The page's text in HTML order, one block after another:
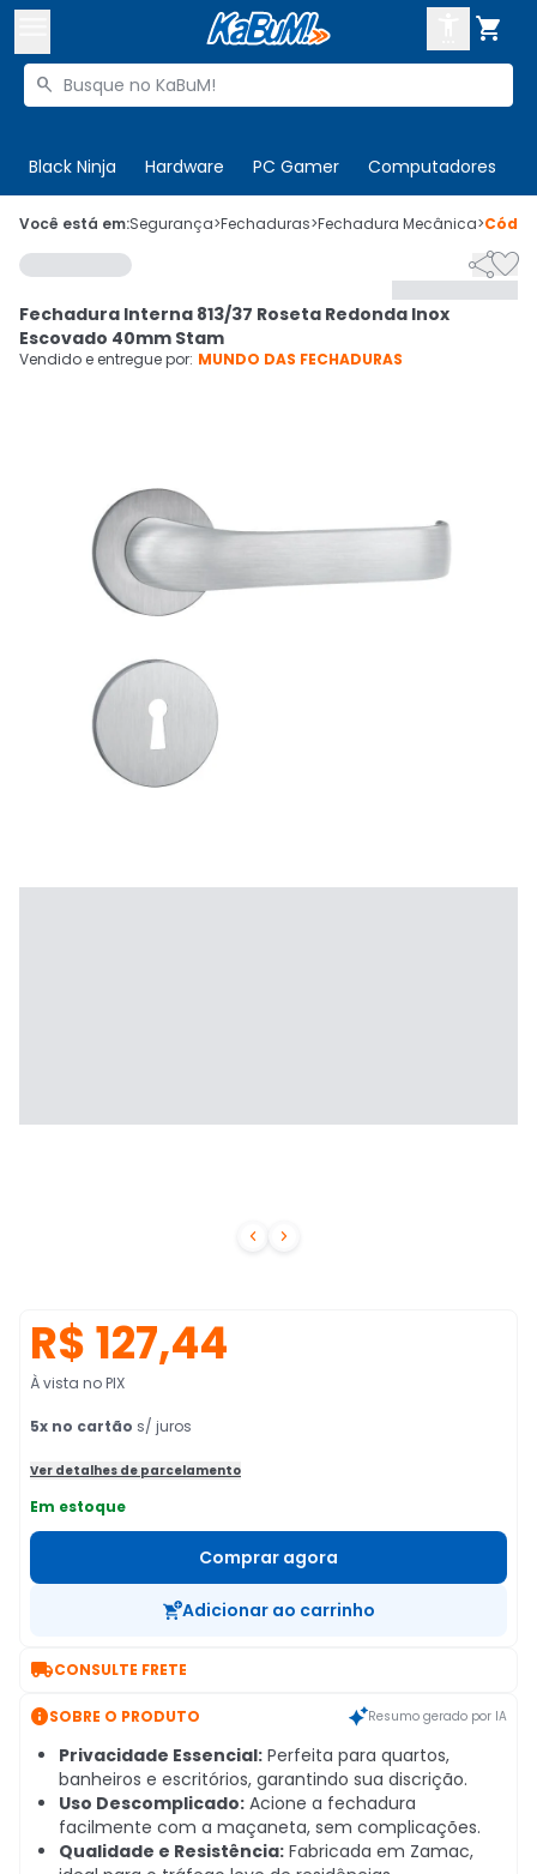

Buscar produtos

Black Ninja Hardware PC Gamer Computadores
 Olá. Acesse sua conta
 Departamentos
Cupons
CADASTRE-SE
Você está em:Segurança>Fechaduras>Fechadura Mecânica>
 

Fechadura Interna 813/37 Roseta Redonda Inox
Escovado 40mm Stam
Vendido e entregue por: MUNDO DAS FECHADURAS
R$ 127,44
À vista no PIX
5x no cartão s/ juros
Ver detalhes de parcelamento
Em estoque
Comprar agora
Adicionar ao carrinho
CONSULTE FRETE
SOBRE O PRODUTO Resumo gerado por IA
Privacidade Essencial: Perfeita para quartos,
banheiros e escritórios, garantindo sua discrição.
Uso Descomplicado: Acione a fechadura
facilmente com a maçaneta, sem complicações.
Qualidade e Resistência: Fabricada em Zamac,